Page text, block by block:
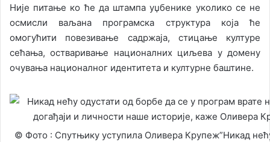
Није питање ко ће да штампа уџбенике уколико се не
осмисли ваљана програмска структура која ће
омогућити повезивање садржаја, стицање културе
сећања, остваривање националних циљева у домену
очувања националног идентитета и културне баштине.
© Фото : Спутњику уступила Оливера Крупеж”Никад